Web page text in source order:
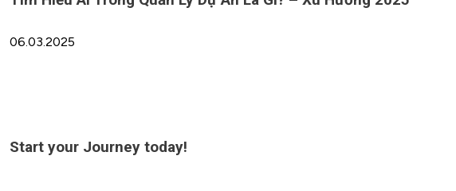
06.03.2025
Start your Journey today!